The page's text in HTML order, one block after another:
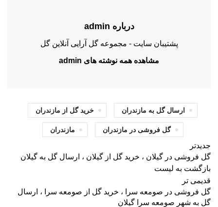
درباره admin
پشتیبان سایت - مجموعه گل آرایی آنلاین گل
مشاهده همه نوشته های admin
ارسال گل به مازندران خرید گل از مازندران
گل فروشی در مازندران مازندران
جدیدتر
گل فروشی در گیلان ، خرید گل از گیلان ، ارسال گل به گیلان
بازگشت به لیست
قدیمی تر
گل فروشی در صومعه سرا ، خرید گل از صومعه سرا ، ارسال
گل به شهر صومعه سرا گیلان